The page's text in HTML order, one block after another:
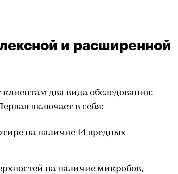
и расширенной
два вида обследования:
включает в себя:
на наличие 14 вредных
на наличие микробов,